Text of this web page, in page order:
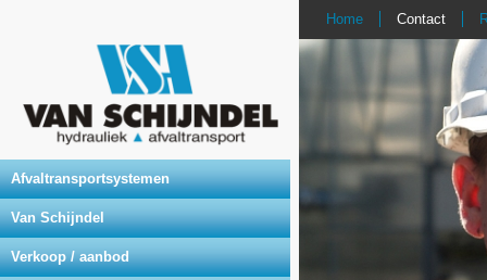
Afvaltransportsystemen
Van Schijndel
Verkoop / aanbod
Home Contact